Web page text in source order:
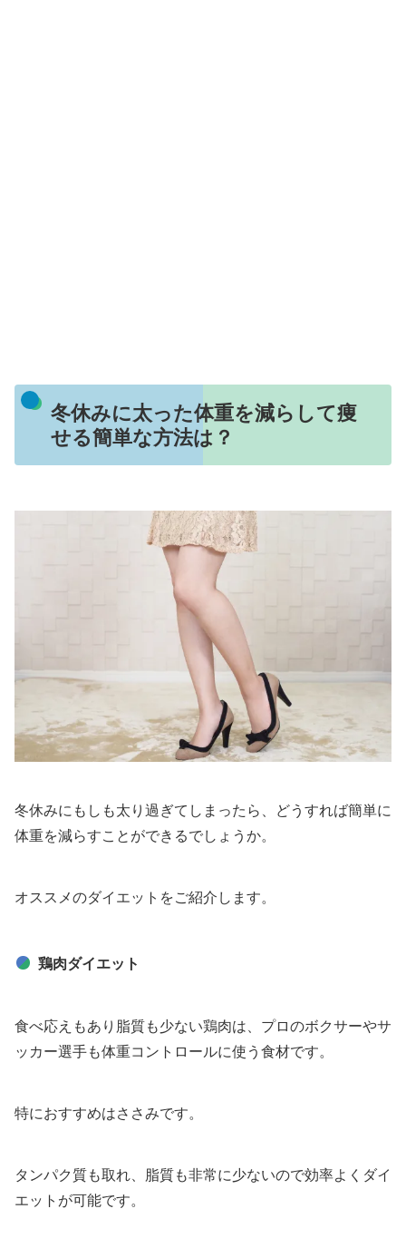
冬休みに太った体重を減らして痩
せる簡単な方法は？
冬休みにもしも太り過ぎてしまったら、どうすれば簡単に
体重を減らすことができるでしょうか。
オススメのダイエットをご紹介します。
鶏肉ダイエット
食べ応えもあり脂質も少ない鶏肉は、プロのボクサーやサ
ッカー選手も体重コントロールに使う食材です。
特におすすめはささみです。
タンパク質も取れ、脂質も非常に少ないので効率よくダイ
エットが可能です。